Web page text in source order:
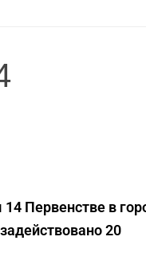
Первенстве в
20